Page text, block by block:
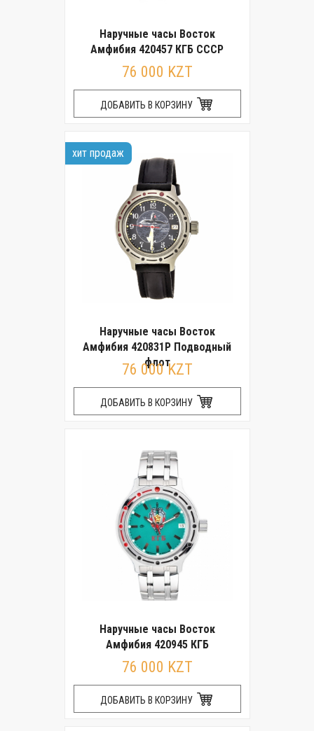
Наручные часы Восток
Амфибия 420457 КГБ СССР
76 000 KZT
ДОБАВИТЬ В КОРЗИНУ
хит продаж
Наручные часы Восток
Амфибия 420831Р Подводный
флот
76 000 KZT
ДОБАВИТЬ В КОРЗИНУ
Наручные часы Восток
Амфибия 420945 КГБ
76 000 KZT
ДОБАВИТЬ В КОРЗИНУ